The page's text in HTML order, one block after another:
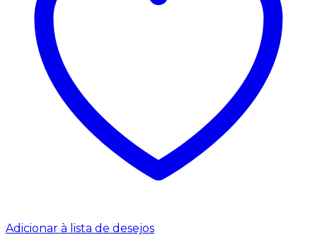
Adicionar à lista de desejos